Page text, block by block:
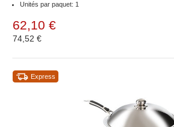
Unités par paquet: 1
62,10 €
74,52 €
Express